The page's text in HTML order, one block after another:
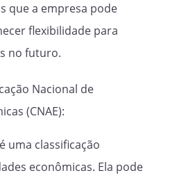
que a empresa pode
flexibilidade para
no futuro.
Nacional de
(CNAE):
uma classificação
econômicas. Ela pode